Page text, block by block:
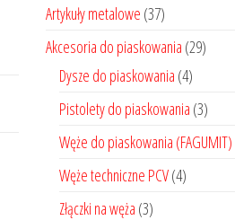
Artykuły metalowe (37)
Akcesoria do piaskowania (29)
Dysze do piaskowania (4)
Pistolety do piaskowania (3)
Węże do piaskowania (FAGUMIT)
Węże techniczne PCV(4)
Złączki na węża (3)